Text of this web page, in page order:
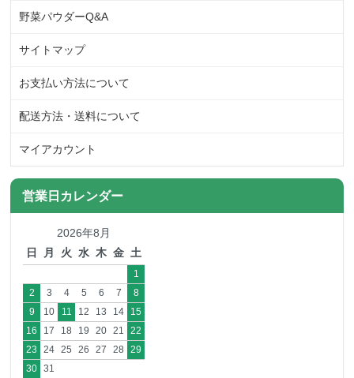
野菜パウダーQ&A
サイトマップ
お支払い方法について
配送方法・送料について
マイアカウント
営業日カレンダー
2026年8月
日
月 火 水 木 金 土
1
2
3 4 5 6 7
8
9
10 11 12 13 14
15
16
17 18 19 20 21
22
23
24 25 26 27 28
29
30
31